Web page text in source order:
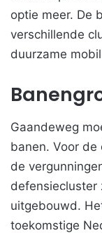
optie meer. De
verschillende
duurzame
Gaandeweg
banen. Voor
de
defensiecluster
uitgebouwd.
toekomstige